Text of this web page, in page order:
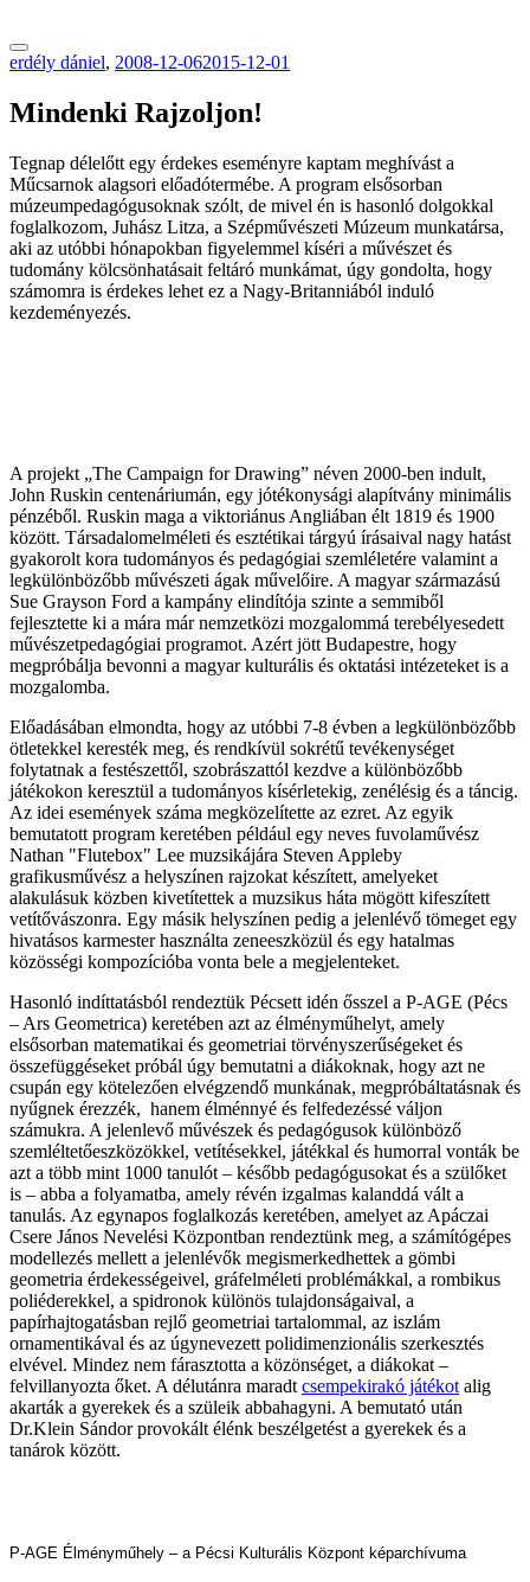
erdély dániel, 2008-12-062015-12-01
Mindenki Rajzoljon!
Tegnap délelőtt egy érdekes eseményre kaptam meghívást a
Műcsarnok alagsori előadótermébe. A program elsősorban
múzeumpedagógusoknak szólt, de mivel én is hasonló dolgokkal
foglalkozom, Juhász Litza, a Szépművészeti Múzeum munkatársa,
aki az utóbbi hónapokban figyelemmel kíséri a művészet és
tudomány kölcsönhatásait feltáró munkámat, úgy gondolta, hogy
számomra is érdekes lehet ez a Nagy-Britanniából induló
kezdeményezés.
A projekt „The Campaign for Drawing” néven 2000-ben indult,
John Ruskin centenáriumán, egy jótékonysági alapítvány minimális
pénzéből. Ruskin maga a viktoriánus Angliában élt 1819 és 1900
között. Társadalomelméleti és esztétikai tárgyú írásaival nagy hatást
gyakorolt kora tudományos és pedagógiai szemléletére valamint a
legkülönbözőbb művészeti ágak művelőire. A magyar származású
Sue Grayson Ford a kampány elindítója szinte a semmiből
fejlesztette ki a mára már nemzetközi mozgalommá terebélyesedett
művészetpedagógiai programot. Azért jött Budapestre, hogy
megpróbálja bevonni a magyar kulturális és oktatási intézeteket is a
mozgalomba.
Előadásában elmondta, hogy az utóbbi 7-8 évben a legkülönbözőbb
ötletekkel keresték meg, és rendkívül sokrétű tevékenységet
folytatnak a festészettől, szobrászattól kezdve a különbözőbb
játékokon keresztül a tudományos kísérletekig, zenélésig és a táncig.
Az idei események száma megközelítette az ezret. Az egyik
bemutatott program keretében például egy neves fuvolaművész
Nathan "Flutebox" Lee muzsikájára Steven Appleby
grafikusművész a helyszínen rajzokat készített, amelyeket
alakulásuk közben kivetítettek a muzsikus háta mögött kifeszített
vetítővászonra. Egy másik helyszínen pedig a jelenlévő tömeget egy
hivatásos karmester használta zeneeszközül és egy hatalmas
közösségi kompozícióba vonta bele a megjelenteket.
Hasonló indíttatásból rendeztük Pécsett idén ősszel a P-AGE (Pécs
– Ars Geometrica) keretében azt az élményműhelyt, amely
elsősorban matematikai és geometriai törvényszerűségeket és
összefüggéseket próbál úgy bemutatni a diákoknak, hogy azt ne
csupán egy kötelezően elvégzendő munkának, megpróbáltatásnak és
nyűgnek érezzék, hanem élménnyé és felfedezéssé váljon
számukra. A jelenlevő művészek és pedagógusok különböző
szemléltetőeszközökkel, vetítésekkel, játékkal és humorral vonták be
azt a több mint 1000 tanulót – később pedagógusokat és a szülőket
is – abba a folyamatba, amely révén izgalmas kalanddá vált a
tanulás. Az egynapos foglalkozás keretében, amelyet az Apáczai
Csere János Nevelési Központban rendeztünk meg, a számítógépes
modellezés mellett a jelenlévők megismerkedhettek a gömbi
geometria érdekességeivel, gráfelméleti problémákkal, a rombikus
poliéderekkel, a spidronok különös tulajdonságaival, a
papírhajtogatásban rejlő geometriai tartalommal, az iszlám
ornamentikával és az úgynevezett polidimenzionális szerkesztés
elvével. Mindez nem fárasztotta a közönséget, a diákokat –
felvillanyozta őket. A délutánra maradt csempekirakó játékot alig
akarták a gyerekek és a szüleik abbahagyni. A bemutató után
Dr.Klein Sándor provokált élénk beszélgetést a gyerekek és a
tanárok között.
P-AGE Élményműhely – a Pécsi Kulturális Központ képarchívuma